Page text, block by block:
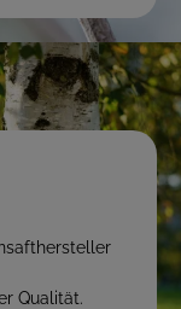
Qualität.